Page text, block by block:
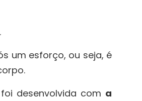
um esforço, ou seja, é
desenvolvida com a